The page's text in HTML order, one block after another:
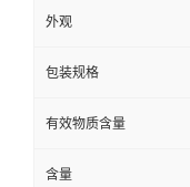
外观
包装规格
有效物质含量
含量